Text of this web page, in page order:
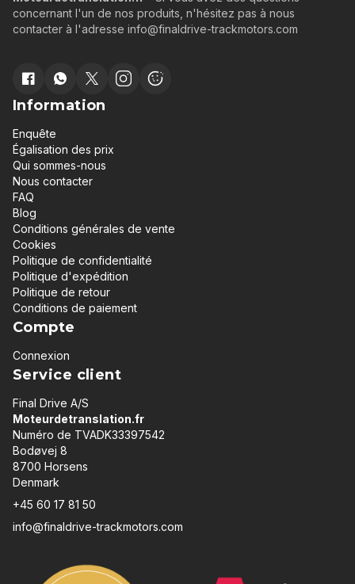
concernant l'un de nos produits, n'hésitez pas à nous
contacter à l'adresse info@finaldrive-trackmotors.com
Information
Enquête
Égalisation des prix
Qui sommes-nous
Nous contacter
FAQ
Blog
Conditions générales de vente
Cookies
Politique de confidentialité
Politique d'expédition
Politique de retour
Conditions de paiement
Compte
Connexion
Service client
Final Drive A/S
Moteurdetranslation.fr
Numéro de TVADK33397542
Bodøvej 8
8700 Horsens
Denmark
+45 60 17 81 50
info@finaldrive-trackmotors.com